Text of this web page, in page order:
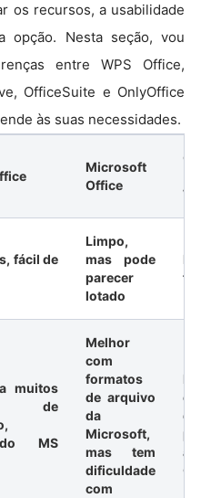
os recursos, a usabilidade
Nesta seção, vou
entre WPS Office,
OfficeSuite e OnlyOffice
às suas necessidades.
Microsoft
Office
fácil de
Limpo,
mas pode
parecer
lotado
muitos
de
MS
Melhor
com
formatos
de arquivo
da
Microsoft,
mas tem
dificuldade
com